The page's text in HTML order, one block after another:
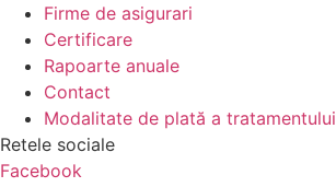
Firme de asigurari
Certificare
Rapoarte anuale
Contact
Modalitate de plată a tratamentului
Retele sociale
Facebook